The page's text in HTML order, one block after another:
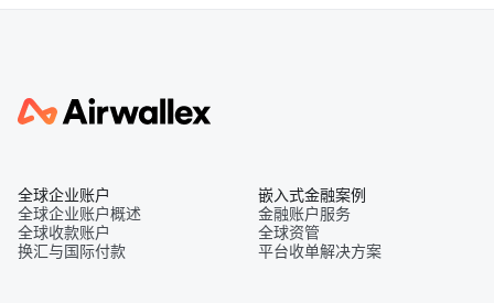
全球企业账户
全球企业账户概述
全球收款账户
换汇与国际付款
嵌入式金融案例
金融账户服务
全球资管
平台收单解决方案